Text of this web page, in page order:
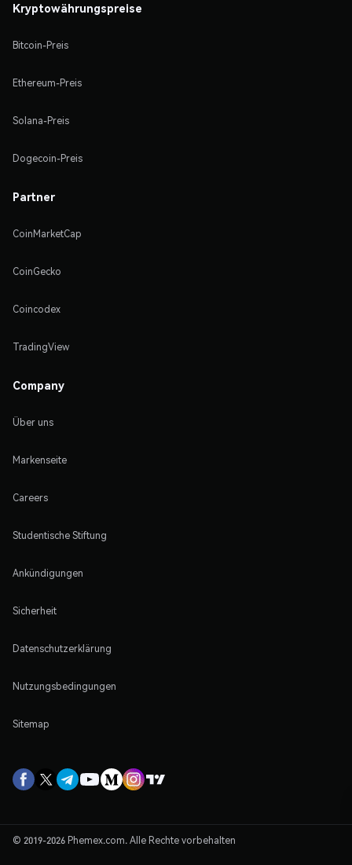
Kryptowährungspreise
Bitcoin-Preis
Ethereum-Preis
Solana-Preis
Dogecoin-Preis
Partner
CoinMarketCap
CoinGecko
Coincodex
TradingView
Company
Über uns
Markenseite
Careers
Studentische Stiftung
Ankündigungen
Sicherheit
Datenschutzerklärung
Nutzungsbedingungen
Sitemap
© 2019-2026 Phemex.com. Alle Rechte vorbehalten